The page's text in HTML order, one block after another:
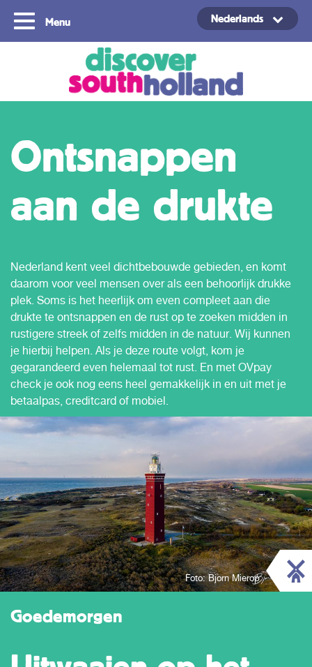
Menu
Copyright ©2024
Nederlands
Ontsnappen
aan de drukte
Nederland kent veel dichtbebouwde gebieden, en komt
daarom voor veel mensen over als een behoorlijk drukke
plek. Soms is het heerlijk om even compleet aan die
drukte te ontsnappen en de rust op te zoeken midden in
rustigere streek of zelfs midden in de natuur. Wij kunnen
je hierbij helpen. Als je deze route volgt, kom je
gegarandeerd even helemaal tot rust. En met OVpay
check je ook nog eens heel gemakkelijk in en uit met je
betaalpas, creditcard of mobiel.
Goedemorgen
Foto: Bjorn Mierop